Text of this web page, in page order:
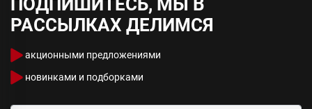
РАССЫЛКАХ ДЕЛИМСЯ
акционными предложениями
новинками и подборками